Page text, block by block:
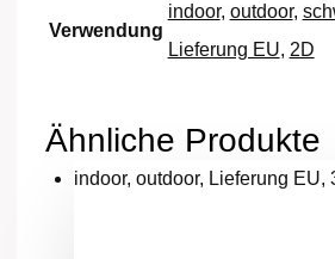
Verwendung
indoor, outdoor,
Lieferung EU, 2D
Ähnliche Produkte
indoor, outdoor, Lieferung EU,